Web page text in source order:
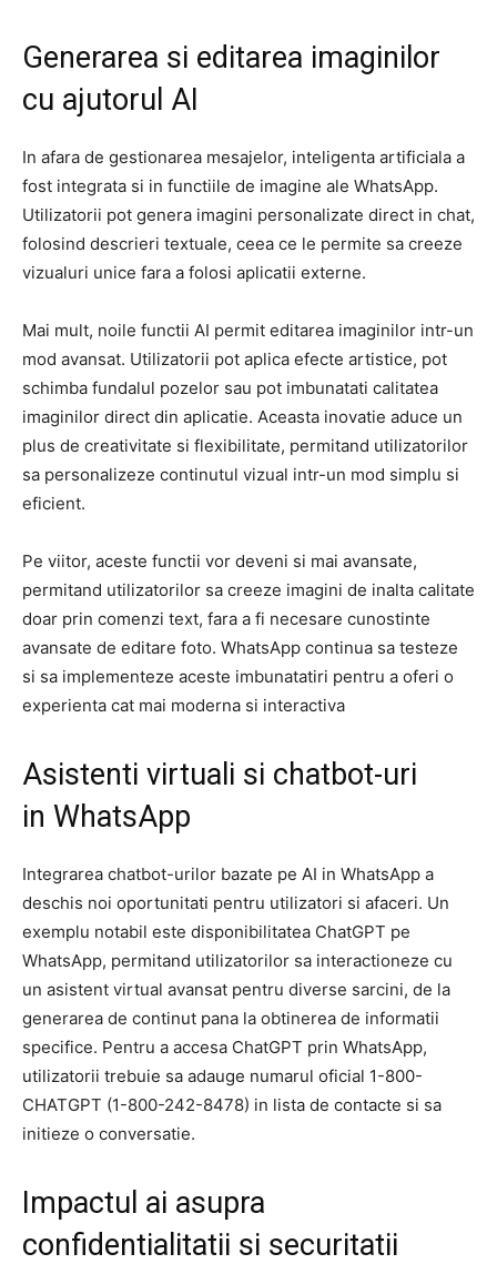
Generarea si editarea imaginilor
cu ajutorul AI
In afara de gestionarea mesajelor, inteligenta artificiala a
fost integrata si in functiile de imagine ale WhatsApp.
Utilizatorii pot genera imagini personalizate direct in chat,
folosind descrieri textuale, ceea ce le permite sa creeze
vizualuri unice fara a folosi aplicatii externe.
Mai mult, noile functii AI permit editarea imaginilor intr-un
mod avansat. Utilizatorii pot aplica efecte artistice, pot
schimba fundalul pozelor sau pot imbunatati calitatea
imaginilor direct din aplicatie. Aceasta inovatie aduce un
plus de creativitate si flexibilitate, permitand utilizatorilor
sa personalizeze continutul vizual intr-un mod simplu si
eficient.
Pe viitor, aceste functii vor deveni si mai avansate,
permitand utilizatorilor sa creeze imagini de inalta calitate
doar prin comenzi text, fara a fi necesare cunostinte
avansate de editare foto. WhatsApp continua sa testeze
si sa implementeze aceste imbunatatiri pentru a oferi o
experienta cat mai moderna si interactiva
Asistenti virtuali si chatbot-uri
in WhatsApp
Integrarea chatbot-urilor bazate pe AI in WhatsApp a
deschis noi oportunitati pentru utilizatori si afaceri. Un
exemplu notabil este disponibilitatea ChatGPT pe
WhatsApp, permitand utilizatorilor sa interactioneze cu
un asistent virtual avansat pentru diverse sarcini, de la
generarea de continut pana la obtinerea de informatii
specifice. Pentru a accesa ChatGPT prin WhatsApp,
utilizatorii trebuie sa adauge numarul oficial 1-800-
CHATGPT (1-800-242-8478) in lista de contacte si sa
initieze o conversatie.
Impactul ai asupra
confidentialitatii si securitatii